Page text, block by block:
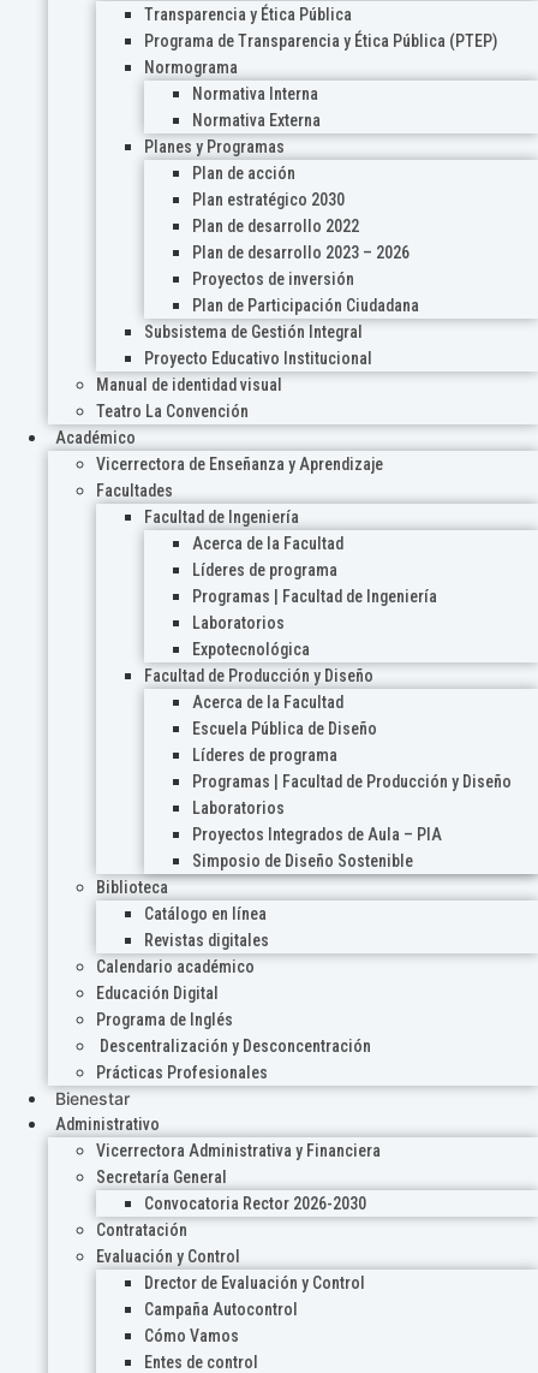
Transparencia y Ética Pública
Programa de Transparencia y Ética Pública (PTEP)
Normograma
Normativa Interna
Normativa Externa
Planes y Programas
Plan de acción
Plan estratégico 2030
Plan de desarrollo 2022
Plan de desarrollo 2023 – 2026
Proyectos de inversión
Plan de Participación Ciudadana
Subsistema de Gestión Integral
Proyecto Educativo Institucional
Manual de identidad visual
Teatro La Convención
Académico
Vicerrectora de Enseñanza y Aprendizaje
Facultades
Facultad de Ingeniería
Acerca de la Facultad
Líderes de programa
Programas | Facultad de Ingeniería
Laboratorios
Expotecnológica
Facultad de Producción y Diseño
Acerca de la Facultad
Escuela Pública de Diseño
Líderes de programa
Programas | Facultad de Producción y Diseño
Laboratorios
Proyectos Integrados de Aula – PIA
Simposio de Diseño Sostenible
Biblioteca
Catálogo en línea
Revistas digitales
Calendario académico
Educación Digital
Programa de Inglés
Descentralización y Desconcentración
Prácticas Profesionales
Bienestar
Administrativo
Vicerrectora Administrativa y Financiera
Secretaría General
Convocatoria Rector 2026-2030
Contratación
Evaluación y Control
Drector de Evaluación y Control
Campaña Autocontrol
Cómo Vamos
Entes de control